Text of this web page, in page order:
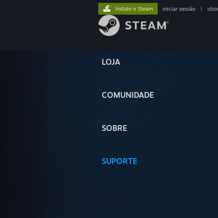
LOJA
COMUNIDADE
SOBRE
SUPORTE
Instale o Steam iniciar sessão